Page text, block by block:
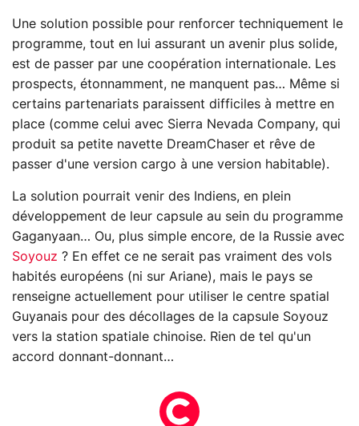
Une solution possible pour renforcer techniquement le
programme, tout en lui assurant un avenir plus solide,
est de passer par une coopération internationale. Les
prospects, étonnamment, ne manquent pas… Même si
certains partenariats paraissent difficiles à mettre en
place (comme celui avec Sierra Nevada Company, qui
produit sa petite navette DreamChaser et rêve de
passer d'une version cargo à une version habitable).
La solution pourrait venir des Indiens, en plein
développement de leur capsule au sein du programme
Gaganyaan… Ou, plus simple encore, de la Russie avec
Soyouz ? En effet ce ne serait pas vraiment des vols
habités européens (ni sur Ariane), mais le pays se
renseigne actuellement pour utiliser le centre spatial
Guyanais pour des décollages de la capsule Soyouz
vers la station spatiale chinoise. Rien de tel qu'un
accord donnant-donnant…